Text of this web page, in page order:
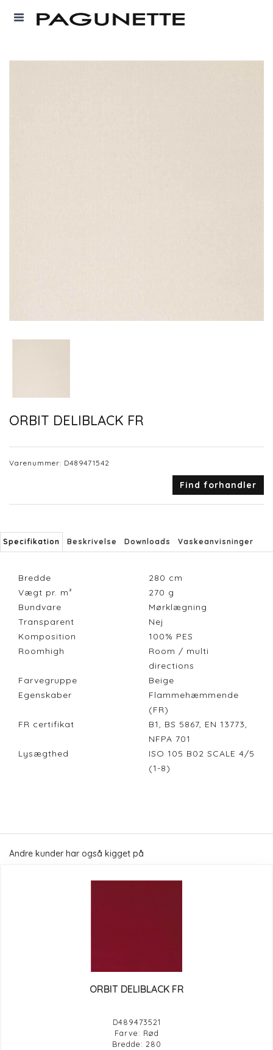
ORBIT DELIBLACK FR
Varenummer: D489471542
Find forhandler
Specifikation Beskrivelse Downloads Vaskeanvisninger
Bredde 280 cm
Vægt pr. m²
270 g
Bundvare
Mørklægning
Transparent
Nej
Komposition
100% PES
Roomhigh
Room / multi
directions
Farvegruppe
Beige
Egenskaber
Flammehæmmende
(FR)
FR certifikat
B1, BS 5867, EN 13773,
NFPA 701
Lysægthed
ISO 105 B02 SCALE 4/5
(1-8)
Andre kunder har også kigget på
ORBIT DELIBLACK FR
D489473521
Farve: Rød
Bredde: 280